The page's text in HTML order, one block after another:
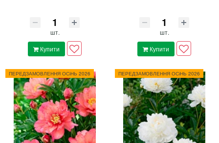
шт.
Купити
шт.
Купити
ПЕРЕДЗАМОВЛЕННЯ ОСіНЬ 2026 ПЕРЕДЗАМОВЛЕННЯ ОСіНЬ 2026